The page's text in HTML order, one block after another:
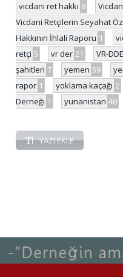
vicdani ret hakkı 8
Vicdani Retçilerin Seyahat
Hakkının İhlali Raporu 1
retçi 5 vr der 21 VR-
şahitleri 7 yemen 59
rapor 1 yoklama kaçağı 2
Derneği 1 yunanistan 40
YAZI EKLE